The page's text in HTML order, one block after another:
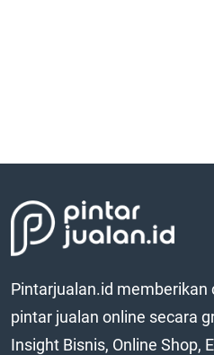
Pintarjualan.id memberikan
pintar jualan online secara
Insight Bisnis, Online Shop,